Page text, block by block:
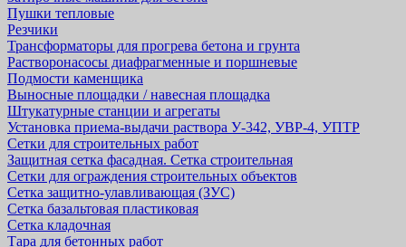
Пушки тепловые
Резчики
Трансформаторы для прогрева бетона и грунта
Растворонасосы диафрагменные и поршневые
Подмости каменщика
Выносные площадки / навесная площадка
Штукатурные станции и агрегаты
Установка приема-выдачи раствора У-342, УВР-4, УПТР
Сетки для строительных работ
Защитная cетка фасадная. Сетка строительная
Сетки для ограждения строительных объектов
Сетка защитно-улавливающая (ЗУС)
Сетка базальтовая пластиковая
Сетка кладочная
Тара для бетонных работ